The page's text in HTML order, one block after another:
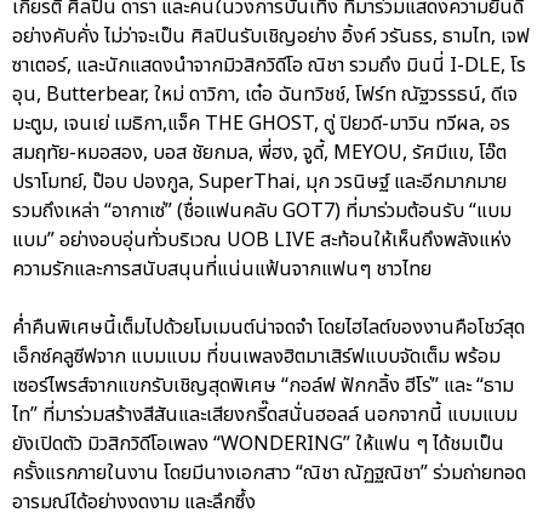
เกียรติ ศิลปิน ดารา และคนในวงการบันเทิง ที่มาร่วมแสดงความยินดี
อย่างคับคั่ง ไม่ว่าจะเป็น ศิลปินรับเชิญอย่าง อิ้งค์ วรันธร, ธามไท, เจฟ
ซาเตอร์, และนักแสดงนำจากมิวสิกวิดีโอ ณิชา รวมถึง มินนี่ I-DLE, โร
อุน, Butterbear, ใหม่ ดาวิกา, เต๋อ ฉันทวิชช์, โฟร์ท ณัฐวรรธน์, ดีเจ
มะตูม, เจนเย่ เมธิกา,แจ็ค THE GHOST, ตู่ ปิยวดี-มาวิน ทวีผล, อร
สมฤทัย-หมอสอง, บอส ชัยกมล, พี่ฮง, จูดี้, MEYOU, รัศมีแข, โอ๊ต
ปราโมทย์, ป๊อบ ปองกูล, SuperThai, มุก วรนิษฐ์ และอีกมากมาย
รวมถึงเหล่า “อากาเซ่” (ชื่อแฟนคลับ GOT7) ที่มาร่วมต้อนรับ “แบม
แบม” อย่างอบอุ่นทั่วบริเวณ UOB LIVE สะท้อนให้เห็นถึงพลังแห่ง
ความรักและการสนับสนุนที่แน่นแฟ้นจากแฟนๆ ชาวไทย
ค่ำคืนพิเศษนี้เต็มไปด้วยโมเมนต์น่าจดจำ โดยไฮไลต์ของงานคือโชว์สุด
เอ็กซ์คลูซีฟจาก แบมแบม ที่ขนเพลงฮิตมาเสิร์ฟแบบจัดเต็ม พร้อม
เซอร์ไพรส์จากแขกรับเชิญสุดพิเศษ “กอล์ฟ ฟักกลิ้ง ฮีโร่” และ “ธาม
ไท” ที่มาร่วมสร้างสีสันและเสียงกรี๊ดสนั่นฮอลล์ นอกจากนี้ แบมแบม
ยังเปิดตัว มิวสิกวิดีโอเพลง “WONDERING” ให้แฟน ๆ ได้ชมเป็น
ครั้งแรกภายในงาน โดยมีนางเอกสาว “ณิชา ณัฏฐณิชา” ร่วมถ่ายทอด
อารมณ์ได้อย่างงดงาม และลึกซึ้ง